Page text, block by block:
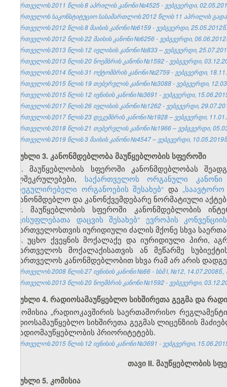
საქართველოს 2011 წლის 8 აპრილის კანონი №4525 - ვებგვერდი,
საქართველოს საკონსტიტუციო სასამართლოს 2012 წლის 11 აპრილის
საქართველოს 2012 წლის 8 მაისის კანონი №6159 - ვებგვერდი, 25.05.2012წ.
საქართველოს 2012 წლის 22 მაისის კანონი №6256 - ვებგვერდი,
საქართველოს 2013 წლის 12 ივლისის კანონი №833 – ვებგვერდი,
საქართველოს 2013 წლის 20 ნოემბრის კანონი №1592 - ვებგვერდი,
საქართველოს 2014 წლის 31 ოქტომბრის კანონი №2759 - ვებგვერდი,
საქართველოს 2015 წლის 19 თებერვლის კანონი №3088 - ვებგვერდი,
საქართველოს 2015 წლის 12 ივნისის კანონი №3691 - ვებგვერდი,
საქართველოს 2017 წლის 26 ივლისის კანონი №1262 - ვებგვერდი,
საქართველოს 2017 წლის 23 დეკემბრის კანონი №1928 – ვებგვერდი,
საქართველოს 2018 წლის 21 თებერვლის კანონი №1966 – ვებგვერდი,
საქართველოს 2019 წლის 3 მაისის კანონი №4547 – ვებგვერდი,
მუხლი 3. კანონმდებლობა მაუწყებლობის სფეროში
1. მაუწყებლობის სფეროში კანონმდებლობას
ხელშეკრულებები, საქართველოს ორგანული კანონი
მარეგულირებელი ორგანოების შესახებ“ და
საკანონმდებლო და კანონქვემდებარე ნორმატიული
2. მაუწყებლობის სფეროში კანონმდებლობის
თავისუფლებათა დაცვის შესახებ“ ევროპის კონვენციის
საქართველოსთვის იურიდიული ძალის მქონე სხვა
3. უცხო ქვეყნის მოქალაქე და იურიდიული პირი,
საქართველოს მოქალაქისათვის ან მეწარმე
საქართველოს კანონმდებლობით სხვა რამ არ არის
საქართველოს 2008 წლის 27 ივნისის კანონი №66 - სსმ I, №12, 14.07.2008წ.,
საქართველოს 2013 წლის 20 ნოემბრის კანონი №1592 - ვებგვერდი,
მუხლი 4. რადიოსამაუწყებლო სიხშირეთა გეგმა და
კომისია „რადიოკავშირის საერთაშორისო
რადიოსამაუწყებლო სიხშირეთა გეგმას ლიცენზიის
– რადიომაუწყებლობის პრიორიტეტებს.
საქართველოს 2015 წლის 12 ივნისის კანონი №3691 - ვებგვერდი,
თავი II. მაუწყებლობის
მუხლი 5. კომისია